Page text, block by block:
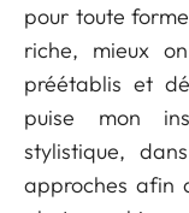
pour toute
riche, mieux
préétablis et
puise mon
stylistique,
approches afin